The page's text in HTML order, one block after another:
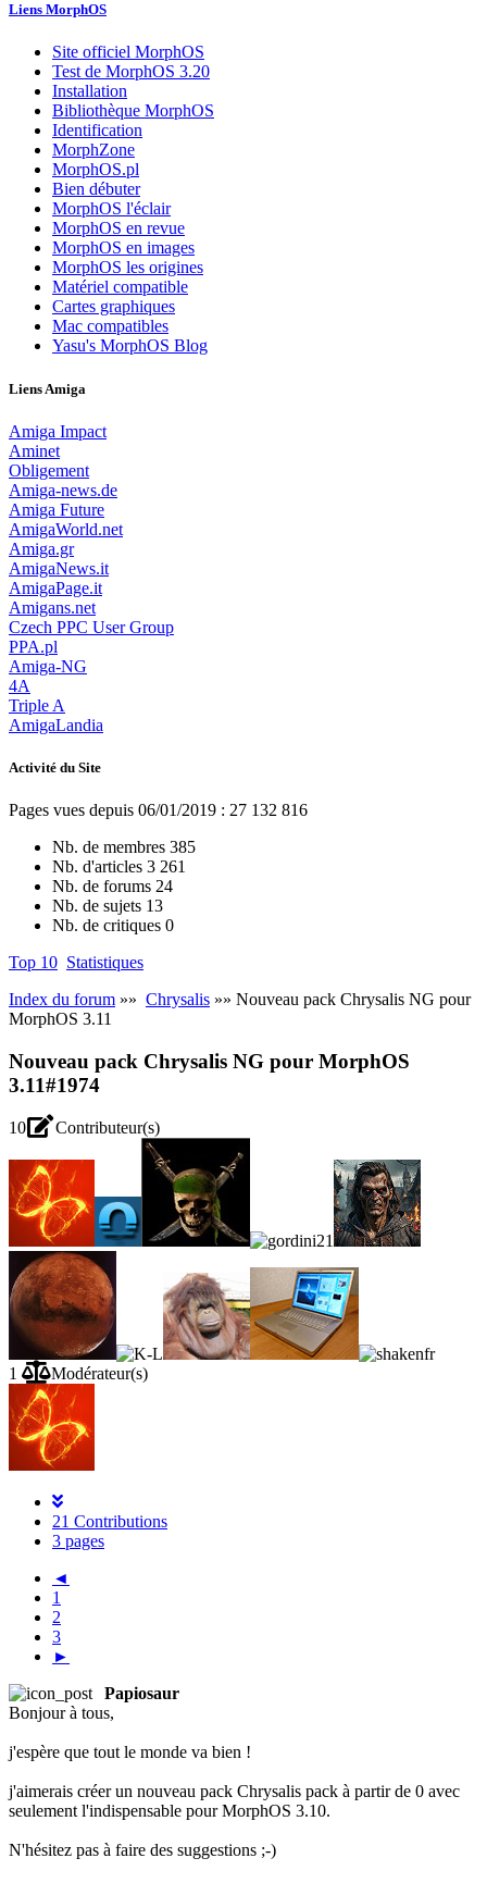
Liens MorphOS
Site officiel MorphOS
Test de MorphOS 3.20
Installation
Bibliothèque MorphOS
Identification
MorphZone
MorphOS.pl
Bien débuter
MorphOS l'éclair
MorphOS en revue
MorphOS en images
MorphOS les origines
Matériel compatible
Cartes graphiques
Mac compatibles
Yasu's MorphOS Blog
Liens Amiga
Amiga Impact
Aminet
Obligement
Amiga-news.de
Amiga Future
AmigaWorld.net
Amiga.gr
AmigaNews.it
AmigaPage.it
Amigans.net
Czech PPC User Group
PPA.pl
Amiga-NG
4A
Triple A
AmigaLandia
Activité du Site
Pages vues depuis 06/01/2019 : 27 132 816
Nb. de membres 385
Nb. d'articles 3 261
Nb. de forums 24
Nb. de sujets 13
Nb. de critiques 0
Top 10 Statistiques
Index du forum »» Chrysalis »» Nouveau pack Chrysalis NG pour
MorphOS 3.11
Nouveau pack Chrysalis NG pour MorphOS
3.11#1974
10 Contributeur(s)
1 Modérateur(s)
21 Contributions
3 pages
◄
1
2
3
►
Papiosaur
Bonjour à tous,
j'espère que tout le monde va bien !
j'aimerais créer un nouveau pack Chrysalis pack à partir de 0 avec
seulement l'indispensable pour MorphOS 3.10.
N'hésitez pas à faire des suggestions ;-)